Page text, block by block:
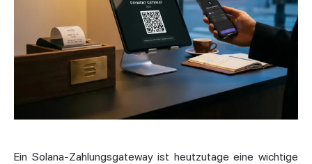
Ein Solana-Zahlungsgateway ist heutzutage eine wichtige